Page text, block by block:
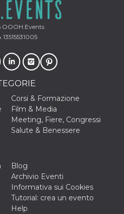
OOOH.Events
13515531005
Corsi & Formazione
Film & Media
Meeting, Fiere, Congressi
Salute & Benessere
Blog
Archivio Eventi
Informativa sui Cookies
Tutorial: crea un evento
Help
o tecnici sono
del sito. I
funzionare
/
Scadenza
CloudFlare
passed. It is
used to no
longer issue a
server.
Sessione
Cookie di